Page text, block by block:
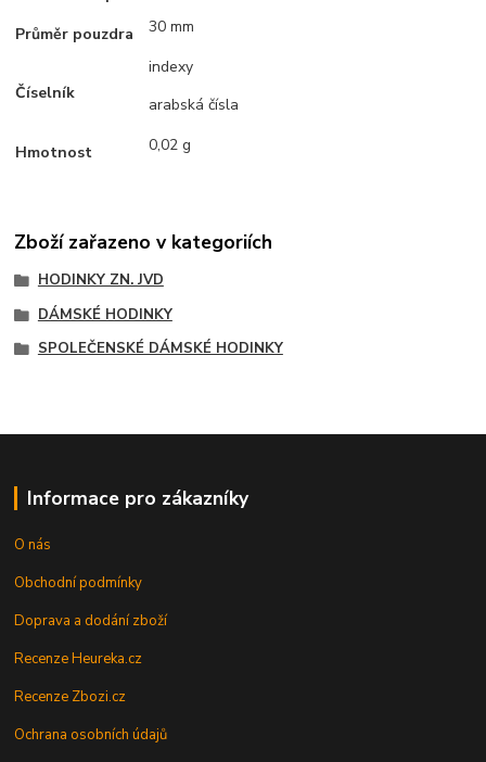
Průměr pouzdra 30 mm
Číselník
indexy
arabská čísla
Hmotnost 0,02 g
Zboží zařazeno v kategoriích
HODINKY ZN. JVD
DÁMSKÉ HODINKY
SPOLEČENSKÉ DÁMSKÉ HODINKY
Informace pro zákazníky
O nás
Obchodní podmínky
Doprava a dodání zboží
Recenze Heureka.cz
Recenze Zbozi.cz
Ochrana osobních údajů